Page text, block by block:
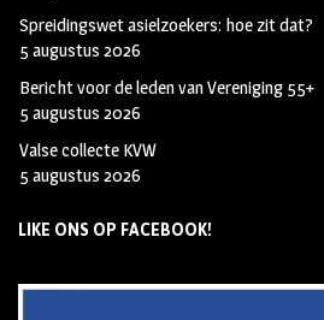
Spreidingswet asielzoekers: hoe zit dat?
5 augustus 2026
Bericht voor de leden van Vereniging 55+
5 augustus 2026
Valse collecte KVW
5 augustus 2026
LIKE ONS OP FACEBOOK!